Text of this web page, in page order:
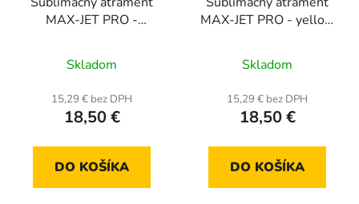
MAX-JET PRO -
Skladom
15,29 € bez DPH
18,50 €
DO KOŠÍKA
MAX-JET PRO - yellow
Skladom
15,29 € bez DPH
18,50 €
DO KOŠÍKA